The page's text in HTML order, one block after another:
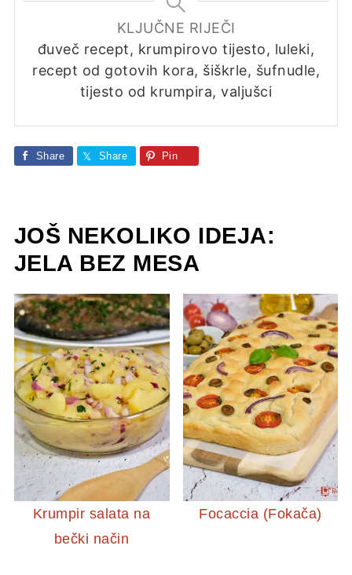
KLJUČNE RIJEČI
đuveč recept, krumpirovo tijesto, luleki,
recept od gotovih kora, šiškrle, šufnudle,
tijesto od krumpira, valjušci
Share Share Pin
JOŠ NEKOLIKO IDEJA:
JELA BEZ MESA
Krumpir salata na
bečki način
Focaccia (Fokača)